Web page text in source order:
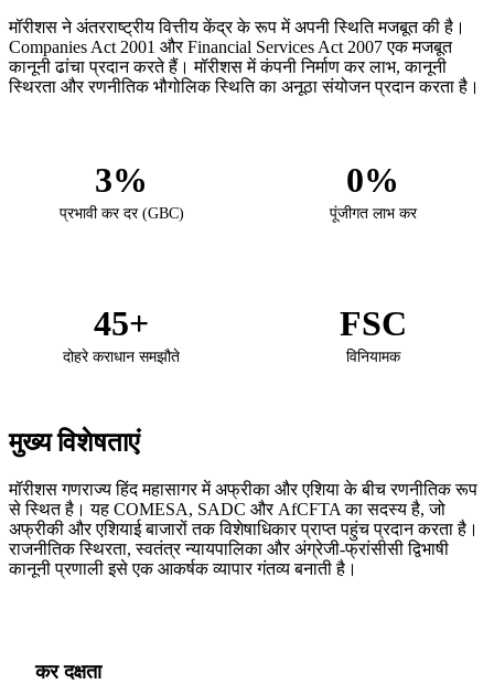
मॉरीशस ने अंतरराष्ट्रीय वित्तीय केंद्र के रूप में अपनी स्थिति मजबूत की है।
Companies Act 2001 और Financial Services Act 2007 एक मजबूत
कानूनी ढांचा प्रदान करते हैं। मॉरीशस में कंपनी निर्माण कर लाभ, कानूनी
स्थिरता और रणनीतिक भौगोलिक स्थिति का अनूठा संयोजन प्रदान करता है।
3%
प्रभावी कर दर (GBC)
0%
पूंजीगत लाभ कर
45+
दोहरे कराधान समझौते
FSC
विनियामक
मुख्य विशेषताएं
मॉरीशस गणराज्य हिंद महासागर में अफ्रीका और एशिया के बीच रणनीतिक रूप
से स्थित है। यह COMESA, SADC और AfCFTA का सदस्य है, जो
अफ्रीकी और एशियाई बाजारों तक विशेषाधिकार प्राप्त पहुंच प्रदान करता है।
राजनीतिक स्थिरता, स्वतंत्र न्यायपालिका और अंग्रेजी-फ्रांसीसी द्विभाषी
कानूनी प्रणाली इसे एक आकर्षक व्यापार गंतव्य बनाती है।
कर दक्षता